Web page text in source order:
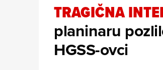
TRAGIČNA
planinaru
HGSS-ovci